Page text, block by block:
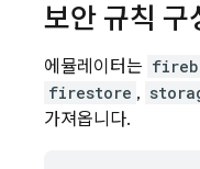
보안 규칙 구
에뮬레이터는
firestore ,
가져옵니다.